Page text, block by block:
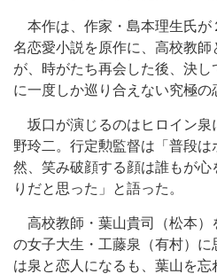
本作は、作家・島本理生氏が
名恋愛小説を原作に、高校教師
が、時がたち再会した後、決
に一度しか巡り合えない究極の
坂口が演じるのはヒロイン泉
野玲二。行定勲監督は「普段
然、笑み破顔する顔は誰もが
りだと思った」と語った。
高校教師・葉山貴司（松本）
の女子大生・工藤泉（有村）
は泉と恋人になるも、葉山を